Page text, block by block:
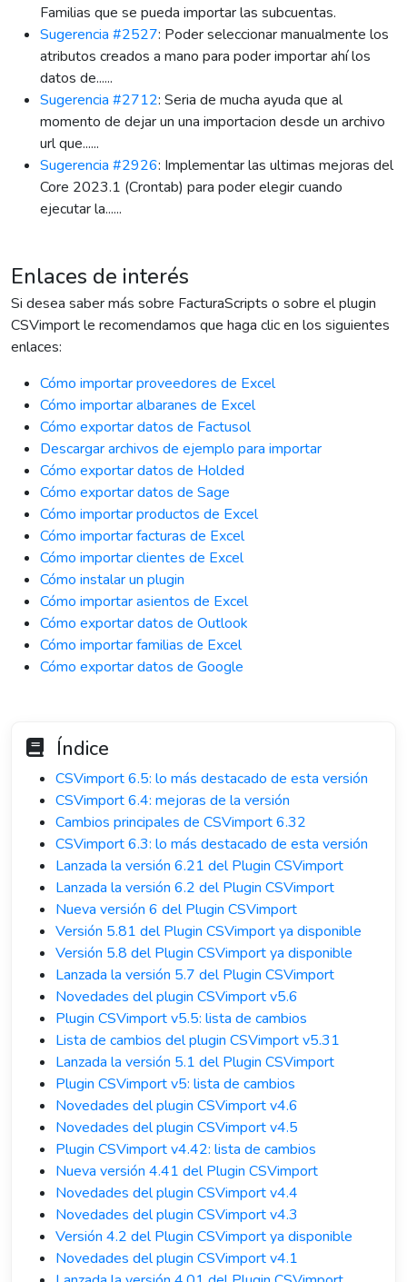
Familias que se pueda importar las subcuentas.
Sugerencia #2527: Poder seleccionar manualmente los
atributos creados a mano para poder importar ahí los
datos de......
Sugerencia #2712: Seria de mucha ayuda que al
momento de dejar un una importacion desde un archivo
url que......
Sugerencia #2926: Implementar las ultimas mejoras del
Core 2023.1 (Crontab) para poder elegir cuando
ejecutar la......
Enlaces de interés
Si desea saber más sobre FacturaScripts o sobre el plugin
CSVimport le recomendamos que haga clic en los siguientes
enlaces:
Cómo importar proveedores de Excel
Cómo importar albaranes de Excel
Cómo exportar datos de Factusol
Descargar archivos de ejemplo para importar
Cómo exportar datos de Holded
Cómo exportar datos de Sage
Cómo importar productos de Excel
Cómo importar facturas de Excel
Cómo importar clientes de Excel
Cómo instalar un plugin
Cómo importar asientos de Excel
Cómo exportar datos de Outlook
Cómo importar familias de Excel
Cómo exportar datos de Google
Índice
CSVimport 6.5: lo más destacado de esta versión
CSVimport 6.4: mejoras de la versión
Cambios principales de CSVimport 6.32
CSVimport 6.3: lo más destacado de esta versión
Lanzada la versión 6.21 del Plugin CSVimport
Lanzada la versión 6.2 del Plugin CSVimport
Nueva versión 6 del Plugin CSVimport
Versión 5.81 del Plugin CSVimport ya disponible
Versión 5.8 del Plugin CSVimport ya disponible
Lanzada la versión 5.7 del Plugin CSVimport
Novedades del plugin CSVimport v5.6
Plugin CSVimport v5.5: lista de cambios
Lista de cambios del plugin CSVimport v5.31
Lanzada la versión 5.1 del Plugin CSVimport
Plugin CSVimport v5: lista de cambios
Novedades del plugin CSVimport v4.6
Novedades del plugin CSVimport v4.5
Plugin CSVimport v4.42: lista de cambios
Nueva versión 4.41 del Plugin CSVimport
Novedades del plugin CSVimport v4.4
Novedades del plugin CSVimport v4.3
Versión 4.2 del Plugin CSVimport ya disponible
Novedades del plugin CSVimport v4.1